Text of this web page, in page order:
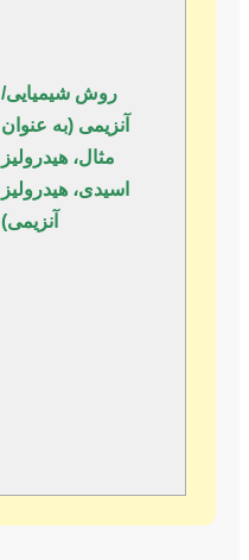
روش شیمیایی/
آنزیمی (به عنوان
مثال، هیدرولیز
اسیدی، هیدرولیز
آنزیمی)